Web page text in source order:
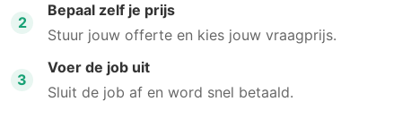
2
Bepaal zelf je prijs
Stuur jouw offerte en kies jouw vraagprijs.
3
Voer de job uit
Sluit de job af en word snel betaald.